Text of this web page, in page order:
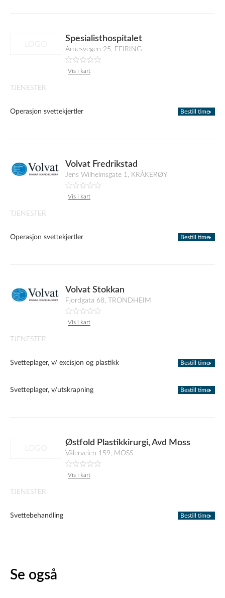
Spesialisthospitalet
Årnesvegen 25, FEIRING
Vis i kart
TJENESTER
Operasjon svettekjertler Bestill time
Volvat Fredrikstad
Jens Wilhelmsgate 1, KRÅKERØY
Vis i kart
TJENESTER
Operasjon svettekjertler Bestill time
Volvat Stokkan
Fjordgata 68, TRONDHEIM
Vis i kart
TJENESTER
Svetteplager, v/ excisjon og plastikk Bestill time
Svetteplager, v/utskrapning Bestill time
Østfold Plastikkirurgi, Avd Moss
Vålerveien 159, MOSS
Vis i kart
TJENESTER
Svettebehandling Bestill time
Se også